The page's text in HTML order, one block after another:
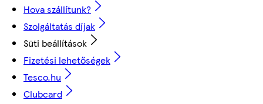
Hova szállítunk?
Szolgáltatás díjak
Süti beállítások
Fizetési lehetőségek
Tesco.hu
Clubcard